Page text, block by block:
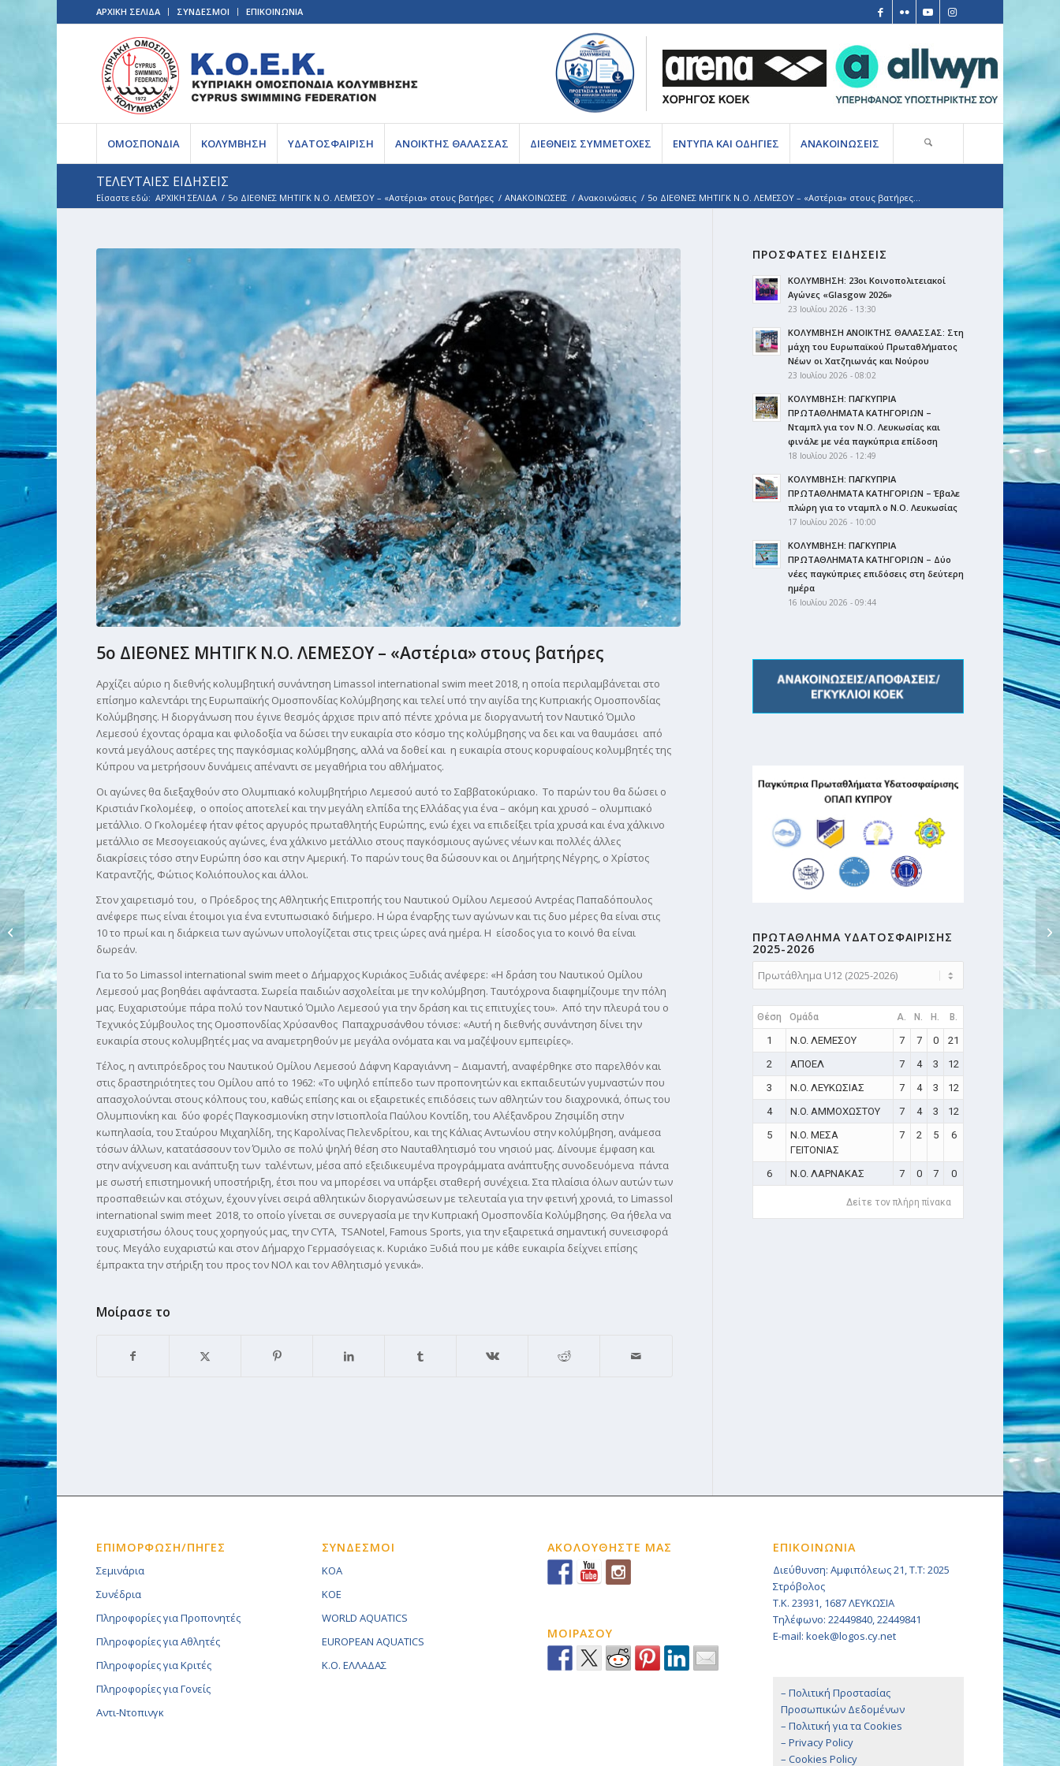
ΑΡΧΙΚΗ ΣΕΛΙΔΑ ΣΥΝΔΕΣΜΟΙ ΕΠΙΚΟΙΝΩΝΙΑ
ΟΜΟΣΠΟΝΔΙΑ ΚΟΛΥΜΒΗΣΗ ΥΔΑΤΟΣΦΑΙΡΙΣΗ ΑΝΟΙΚΤΗΣ ΘΑΛΑΣΣΑΣ ΔΙΕΘΝΕΙΣ ΣΥΜΜΕΤΟΧΕΣ ΕΝΤΥΠΑ ΚΑΙ ΟΔΗΓΙΕΣ ΑΝΑΚΟΙΝΩΣΕΙΣ
ΤΕΛΕΥΤΑΙΕΣ ΕΙΔΗΣΕΙΣ
Είσαστε εδώ: ΑΡΧΙΚΗ ΣΕΛΙΔΑ / 5ο ΔΙΕΘΝΕΣ ΜΗΤΙΓΚ Ν.Ο. ΛΕΜΕΣΟΥ – «Αστέρια» στους βατήρες / ΑΝΑΚΟΙΝΩΣΕΙΣ / Ανακοινώσεις / 5ο ΔΙΕΘΝΕΣ ΜΗΤΙΓΚ Ν.Ο. ΛΕΜΕΣΟΥ – «Αστέρια» στους βατήρες...
5ο ΔΙΕΘΝΕΣ ΜΗΤΙΓΚ Ν.Ο. ΛΕΜΕΣΟΥ – «Αστέρια» στους βατήρες
Αρχίζει αύριο η διεθνής κολυμβητική συνάντηση Limassol international swim meet 2018, η οποία περιλαμβάνεται στο
επίσημο καλεντάρι της Ευρωπαϊκής Ομοσπονδίας Κολύμβησης και τελεί υπό την αιγίδα της Κυπριακής Ομοσπονδίας
Κολύμβησης. Η διοργάνωση που έγινε θεσμός άρχισε πριν από πέντε χρόνια με διοργανωτή τον Ναυτικό Όμιλο
Λεμεσού έχοντας όραμα και φιλοδοξία να δώσει την ευκαιρία στο κόσμο της κολύμβησης να δει και να θαυμάσει από
κοντά μεγάλους αστέρες της παγκόσμιας κολύμβησης, αλλά να δοθεί και η ευκαιρία στους κορυφαίους κολυμβητές της
Κύπρου να μετρήσουν δυνάμεις απέναντι σε μεγαθήρια του αθλήματος.
Οι αγώνες θα διεξαχθούν στο Ολυμπιακό κολυμβητήριο Λεμεσού αυτό το Σαββατοκύριακο. Το παρών του θα δώσει ο
Κριστιάν Γκολομέεφ, ο οποίος αποτελεί και την μεγάλη ελπίδα της Ελλάδας για ένα – ακόμη και χρυσό – ολυμπιακό
μετάλλιο. Ο Γκολομέεφ ήταν φέτος αργυρός πρωταθλητής Ευρώπης, ενώ έχει να επιδείξει τρία χρυσά και ένα χάλκινο
μετάλλιο σε Μεσογειακούς αγώνες, ένα χάλκινο μετάλλιο στους παγκόσμιους αγώνες νέων και πολλές άλλες
διακρίσεις τόσο στην Ευρώπη όσο και στην Αμερική. Το παρών τους θα δώσουν και οι Δημήτρης Νέγρης, ο Χρίστος
Κατραντζής, Φώτιος Κολιόπουλος και άλλοι.
Στον χαιρετισμό του, ο Πρόεδρος της Αθλητικής Επιτροπής του Ναυτικού Ομίλου Λεμεσού Αντρέας Παπαδόπουλος
ανέφερε πως είναι έτοιμοι για ένα εντυπωσιακό διήμερο. Η ώρα έναρξης των αγώνων και τις δυο μέρες θα είναι στις
10 το πρωί και η διάρκεια των αγώνων υπολογίζεται στις τρεις ώρες ανά ημέρα. Η είσοδος για το κοινό θα είναι
δωρεάν.
Για το 5ο Limassol international swim meet ο Δήμαρχος Κυριάκος Ξυδιάς ανέφερε: «Η δράση του Ναυτικού Ομίλου
Λεμεσού μας βοηθάει αφάνταστα. Σωρεία παιδιών ασχολείται με την κολύμβηση. Ταυτόχρονα διαφημίζουμε την πόλη
μας. Ευχαριστούμε πάρα πολύ τον Ναυτικό Όμιλο Λεμεσού για την δράση και τις επιτυχίες του». Από την πλευρά του ο
Τεχνικός Σύμβουλος της Ομοσπονδίας Χρύσανθος Παπαχρυσάνθου τόνισε: «Αυτή η διεθνής συνάντηση δίνει την
ευκαιρία στους κολυμβητές μας να αναμετρηθούν με μεγάλα ονόματα και να μαζέψουν εμπειρίες».
Τέλος, η αντιπρόεδρος του Ναυτικού Ομίλου Λεμεσού Δάφνη Καραγιάννη – Διαμαντή, αναφέρθηκε στο παρελθόν και
στις δραστηριότητες του Ομίλου από το 1962: «Το υψηλό επίπεδο των προπονητών και εκπαιδευτών γυμναστών που
απασχολούνται στους κόλπους του, καθώς επίσης και οι εξαιρετικές επιδόσεις των αθλητών του διαχρονικά, όπως του
Ολυμπιονίκη και δύο φορές Παγκοσμιονίκη στην Ιστιοπλοΐα Παύλου Κοντίδη, του Αλέξανδρου Ζησιμίδη στην
κωπηλασία, του Σταύρου Μιχαηλίδη, της Καρολίνας Πελενδρίτου, και της Κάλιας Αντωνίου στην κολύμβηση, ανάμεσα
τόσων άλλων, κατατάσσουν τον Όμιλο σε πολύ ψηλή θέση στο Ναυταθλητισμό του νησιού μας. Δίνουμε έμφαση και
στην ανίχνευση και ανάπτυξη των ταλέντων, μέσα από εξειδικευμένα προγράμματα ανάπτυξης συνοδευόμενα πάντα
με σωστή επιστημονική υποστήριξη, έτσι που να μπορέσει να υπάρξει σταθερή συνέχεια. Στα πλαίσια όλων αυτών των
προσπαθειών και στόχων, έχουν γίνει σειρά αθλητικών διοργανώσεων με τελευταία για την φετινή χρονιά, το Limassol
international swim meet 2018, το οποίο γίνεται σε συνεργασία με την Κυπριακή Ομοσπονδία Κολύμβησης. Θα ήθελα να
ευχαριστήσω όλους τους χορηγούς μας, την CYTA, TSANotel, Famous Sports, για την εξαιρετικά σημαντική συνεισφορά
τους. Μεγάλο ευχαριστώ και στον Δήμαρχο Γερμασόγειας κ. Κυριάκο Ξυδιά που με κάθε ευκαιρία δείχνει επίσης
έμπρακτα την στήριξη του προς τον ΝΟΛ και τον Αθλητισμό γενικά».
Μοίρασε το
ΠΡΟΣΦΑΤΕΣ ΕΙΔΗΣΕΙΣ
ΚΟΛΥΜΒΗΣΗ: 23οι Κοινοπολιτειακοί
Αγώνες «Glasgow 2026»
23 Ιουλίου 2026 - 13:30
ΚΟΛΥΜΒΗΣΗ ΑΝΟΙΚΤΗΣ ΘΑΛΑΣΣΑΣ: Στη
μάχη του Ευρωπαϊκού Πρωταθλήματος
Νέων οι Χατζηιωνάς και Νούρου
23 Ιουλίου 2026 - 08:02
ΚΟΛΥΜΒΗΣΗ: ΠΑΓΚΥΠΡΙΑ
ΠΡΩΤΑΘΛΗΜΑΤΑ ΚΑΤΗΓΟΡΙΩΝ –
Νταμπλ για τον Ν.Ο. Λευκωσίας και
φινάλε με νέα παγκύπρια επίδοση
18 Ιουλίου 2026 - 12:49
ΚΟΛΥΜΒΗΣΗ: ΠΑΓΚΥΠΡΙΑ
ΠΡΩΤΑΘΛΗΜΑΤΑ ΚΑΤΗΓΟΡΙΩΝ – Έβαλε
πλώρη για το νταμπλ ο Ν.Ο. Λευκωσίας
17 Ιουλίου 2026 - 10:00
ΚΟΛΥΜΒΗΣΗ: ΠΑΓΚΥΠΡΙΑ
ΠΡΩΤΑΘΛΗΜΑΤΑ ΚΑΤΗΓΟΡΙΩΝ – Δύο
νέες παγκύπριες επιδόσεις στη δεύτερη
ημέρα
16 Ιουλίου 2026 - 09:44
ΠΡΩΤΑΘΛΗMA ΥΔΑΤΟΣΦΑΙΡΙΣΗΣ
2025-2026
Θέση Ομάδα A. N. H. B.
1 N.O. ΛΕΜΕΣΟΥ 7 7 0
21
2
ΑΠΟΕΛ 7 4 3
12
3
N.O. ΛΕΥΚΩΣΙΑΣ 7 4 3
12
4
N.O. ΑΜΜΟΧΩΣΤΟΥ 7 4 3
12
5
N.O. ΜΕΣΑ
ΓΕΙΤΟΝΙΑΣ
7 2 5 6
6 N.O. ΛΑΡΝΑΚΑΣ 7 0 7 0
Δείτε τον πλήρη πίνακα
ΕΠΙΜΟΡΦΩΣΗ/ΠΗΓΕΣ
Σεμινάρια
Συνέδρια
Πληροφορίες για Προπονητές
Πληροφορίες για Αθλητές
Πληροφορίες για Κριτές
Πληροφορίες για Γονείς
Αντι-Ντοπινγκ
ΣΥΝΔΕΣΜΟΙ
KOA
KOE
WORLD AQUATICS
EUROPEAN AQUATICS
K.O. ΕΛΛΑΔΑΣ
ΑΚΟΛΟΥΘΗΣΤΕ ΜΑΣ
ΜΟΙΡΑΣΟΥ
ΕΠΙΚΟΙΝΩΝΙΑ
Διεύθυνση: Αμφιπόλεως 21, Τ.Τ: 2025
Στρόβολος
Τ.Κ. 23931, 1687 ΛΕΥΚΩΣΙΑ
Τηλέφωνο: 22449840, 22449841
E-mail: koek@logos.cy.net
– Πολιτική Προστασίας
Προσωπικών Δεδομένων
– Πολιτική για τα Cookies
– Privacy Policy
– Cookies Policy
ΠΑΓΚΥΠΡΙΑ ΠΡΩΤΑΘΛΗΜΑΤΑ ΝΕΩΝ-
ΝΕΑΝΙΔΩΝ, ΠΑΙΔΩΝ-ΚΟΡΑΣΙΔΩΝ,...